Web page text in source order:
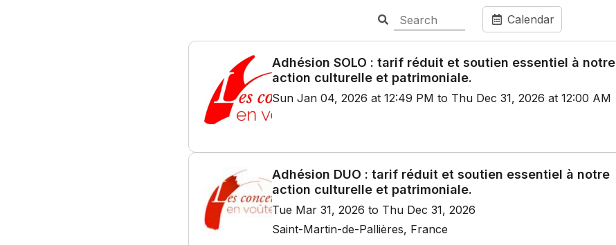
Calendar
Adhésion SOLO : tarif réduit et soutien essentiel à notre
action culturelle et patrimoniale.
Sun Jan 04, 2026 at 12:49 PM to Thu Dec 31, 2026 at 12:00 AM
Adhésion DUO : tarif réduit et soutien essentiel à notre
action culturelle et patrimoniale.
Tue Mar 31, 2026 to Thu Dec 31, 2026
Saint-Martin-de-Pallières, France